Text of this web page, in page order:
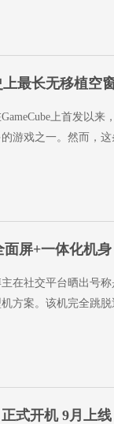
最长无移植空
GameCube上首发以
游戏之一。然而，
面屏+一体化机身
在社交平台晒出号
方案。该机完全跳
式开机 9月上线